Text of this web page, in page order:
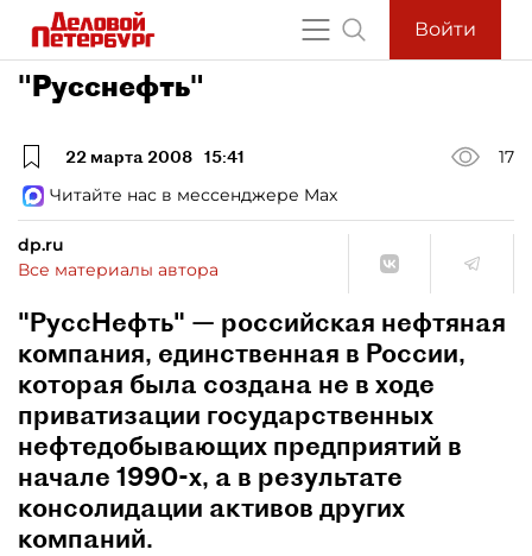
Войти
"Русснефть"
22 марта 2008 15:41
17
Читайте нас в мессенджере Max
dp.ru
Все материалы автора
"РуссНефть" — российская нефтяная
компания, единственная в России,
которая была создана не в ходе
приватизации государственных
нефтедобывающих предприятий в
начале 1990-х, а в результате
консолидации активов других
компаний.